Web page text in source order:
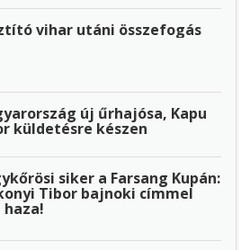
vihar utáni összefogás
új űrhajósa, Kapu
küldetésre készen
siker a Farsang Kupán:
Tibor bajnoki címmel